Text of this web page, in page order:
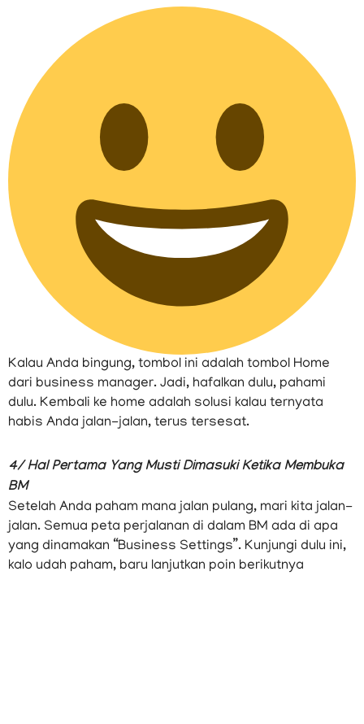
Kalau Anda bingung, tombol ini adalah tombol Home
dari business manager. Jadi, hafalkan dulu, pahami
dulu. Kembali ke home adalah solusi kalau ternyata
habis Anda jalan-jalan, terus tersesat.
4/ Hal Pertama Yang Musti Dimasuki Ketika Membuka
BM
Setelah Anda paham mana jalan pulang, mari kita jalan-
jalan. Semua peta perjalanan di dalam BM ada di apa
yang dinamakan “Business Settings”. Kunjungi dulu ini,
kalo udah paham, baru lanjutkan poin berikutnya